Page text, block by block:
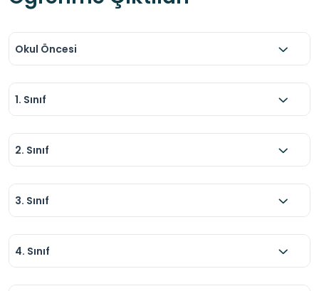
Okul Öncesi
1. Sınıf
2. Sınıf
3. Sınıf
4. Sınıf